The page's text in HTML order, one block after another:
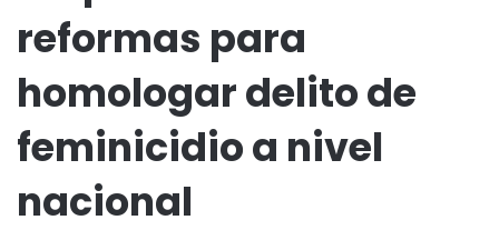
reformas para
homologar delito de
feminicidio a nivel
nacional